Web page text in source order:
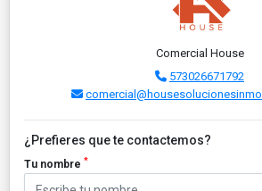
Comercial House
573026671792
¿Prefieres que te contactemos?
Tu nombre *